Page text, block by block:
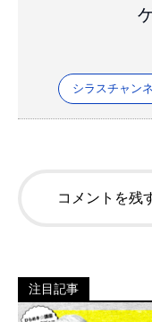
シラスチャン
コメントを残
注目記事